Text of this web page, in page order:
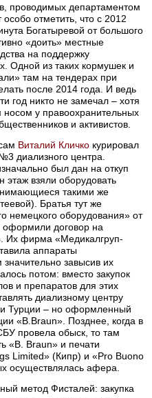
проводимых департаментом
отметить, что с 2012
Богатыревой от большого
«доить» местные
на поддержку
Одной из таких кормушек и
там на тендерах при
после 2014 года. И ведь
год никто не замечал – хотя
у правоохранительных
и активистов.
Виталий Кличко курировал
диализного центра.
был дан на откуп
взяли оборудовать
такими же
Братья тут же
немецкого оборудования» от
договор на
Их фирма «Медикалгруп-
аппараты
завысив их
потом: вместо закупок
и препаратов для этих
диализному центру
и Турции – но оформленный
«B.Braun». Позднее, когда в
провела обыск, то там
«B. Braun» и печати
Limited» (Кипр) и «Pro Buono
осуществлялась афера.
метод Фисталей: закупка